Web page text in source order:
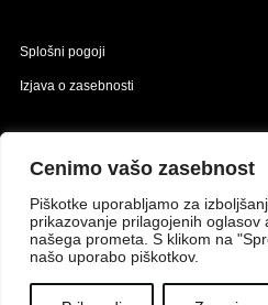
Cenimo vašo zasebnost
Piškotke uporabljamo za
prikazovanje prilagojenih oglasov
našega prometa. S klikom na
našo uporabo piškotkov.
Splošni pogoji
Izjava o zasebnosti
Evropskega sklada za regionalni razvoj.